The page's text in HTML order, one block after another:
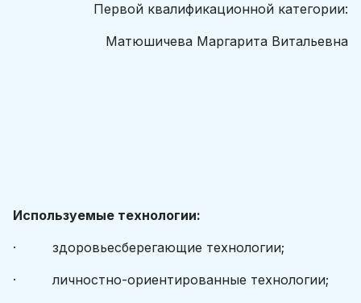
Первой квалификационной категории:
Матюшичева Маргарита Витальевна
Используемые технологии:
· здоровьесберегающие технологии;
· личностно-ориентированные технологии;